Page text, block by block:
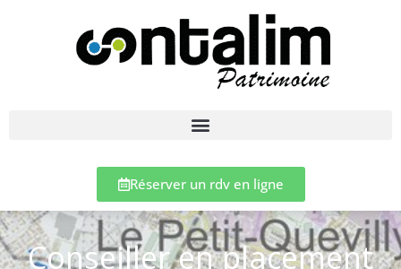
Réserver un rdv en ligne
Conseiller en placement